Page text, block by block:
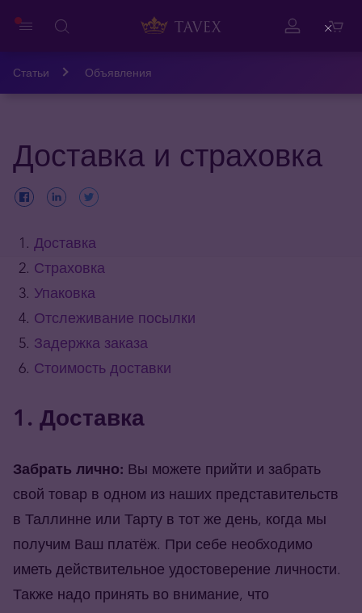
Статьи Объявления
Доставка и страховка
Доставка
Страховка
Упаковка
Отслеживание посылки
Задержка заказа
Стоимость доставки
1. Доставка
Забрать лично: Вы можете прийти и забрать
свой товар в одном из наших представительств
в Таллинне или Тарту в тот же день, когда мы
получим Ваш платёж. При себе необходимо
иметь действительное удостоверение личности.
Также надо принять во внимание, что
Close